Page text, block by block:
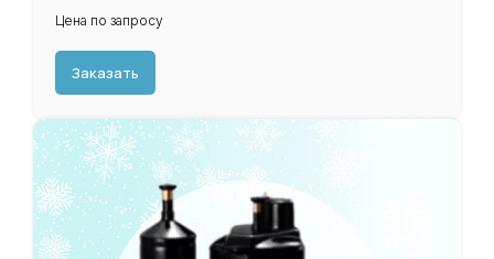
Цена по запросу
Заказать
Холодильные компрессоры
для сплит-систем
В ассортименте нашей компании,
присутствуют холодильные
компрессоры длясплит-систем
таких брендов как: